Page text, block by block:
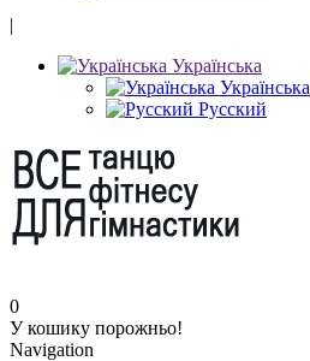
|
Українська
Українська
Русский
0
У кошику порожньо!
Navigation